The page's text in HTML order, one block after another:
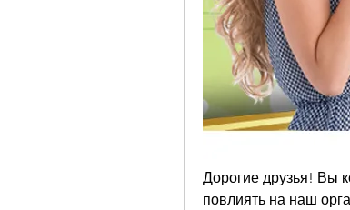
Дорогие друзья! Вы
повлиять на наш